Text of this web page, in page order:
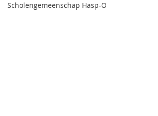
Scholengemeenschap Hasp-O